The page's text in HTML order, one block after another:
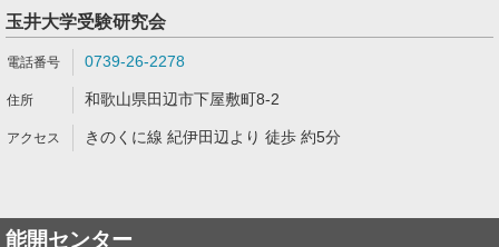
玉井大学受験研究会
0739-26-2278
和歌山県田辺市下屋敷町8-2
きのくに線 紀伊田辺より 徒歩 約5分
能開センター